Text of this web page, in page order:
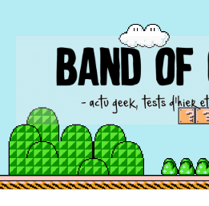
BAND OF
Actu Geek d'hier et d'aujourd'hui